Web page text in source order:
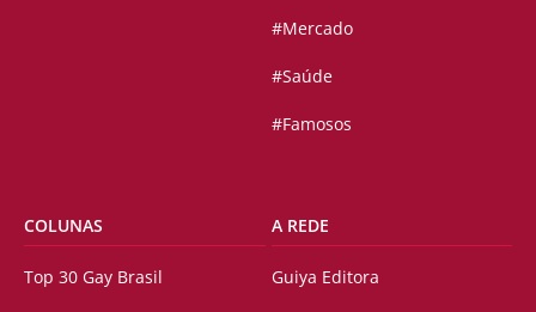
#Mercado
#Saúde
#Famosos
COLUNAS
Top 30 Gay Brasil
A REDE
Guiya Editora